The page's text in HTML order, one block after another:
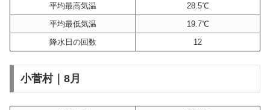
平均最高気温
28.5℃
平均最低気温
19.7℃
降水日の回数
12
小菅村｜8月